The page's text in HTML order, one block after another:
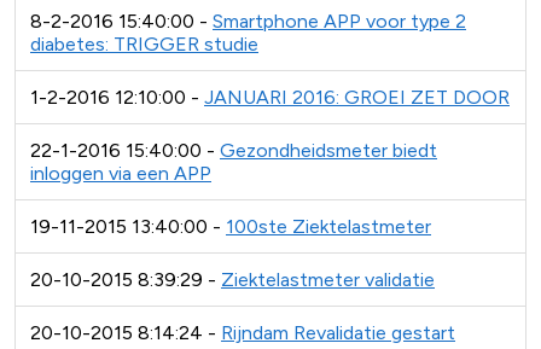
8-2-2016 15:40:00 - Smartphone APP voor type 2
diabetes: TRIGGER studie
1-2-2016 12:10:00 - JANUARI 2016: GROEI ZET DOOR
22-1-2016 15:40:00 - Gezondheidsmeter biedt
inloggen via een APP
19-11-2015 13:40:00 - 100ste Ziektelastmeter
20-10-2015 8:39:29 - Ziektelastmeter validatie
20-10-2015 8:14:24 - Rijndam Revalidatie gestart